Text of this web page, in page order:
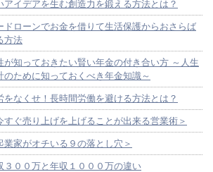
アイデアを生む創造力を鍛える方法とは？
ドローンでお金を借りて生活保護からおさらば
方法
が知っておきたい賢い年金の付き合い方 ～人生
のために知っておくべき年金知識～
をなくせ！長時間労働を避ける方法とは？
すぐ売り上げを上げることが出来る営業術＞
業家がオチいる９の落とし穴＞
３００万と年収１０００万の違い